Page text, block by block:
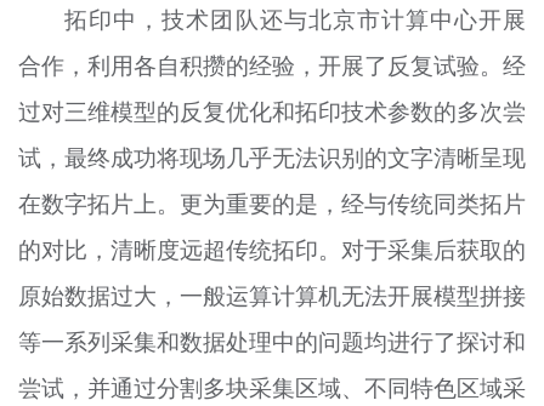
拓印中，技术团队还与北京市计算中心开展
合作，利用各自积攒的经验，开展了反复试验。经
过对三维模型的反复优化和拓印技术参数的多次尝
试，最终成功将现场几乎无法识别的文字清晰呈现
在数字拓片上。更为重要的是，经与传统同类拓片
的对比，清晰度远超传统拓印。对于采集后获取的
原始数据过大，一般运算计算机无法开展模型拼接
等一系列采集和数据处理中的问题均进行了探讨和
尝试，并通过分割多块采集区域、不同特色区域采